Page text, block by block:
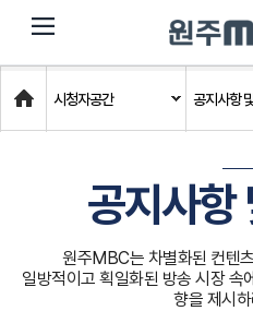
dehaze
Home
시청자공간 공지사항
공지사항
원주MBC는 차별화된 컨텐
일방적이고 획일화된 방송 시장 속
향을 제시